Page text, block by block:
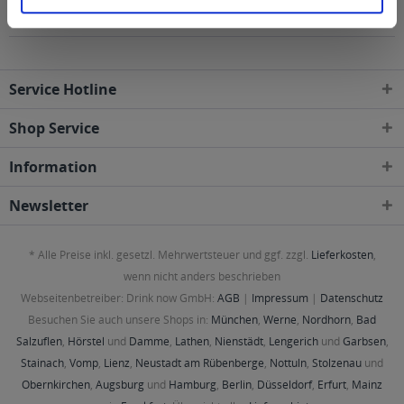
geliefert
Service Hotline
Shop Service
Information
Newsletter
* Alle Preise inkl. gesetzl. Mehrwertsteuer und ggf. zzgl. Lieferkosten,
wenn nicht anders beschrieben
Webseitenbetreiber: Drink now GmbH: AGB | Impressum | Datenschutz
Besuchen Sie auch unsere Shops in: München, Werne, Nordhorn, Bad
Salzuflen, Hörstel und Damme, Lathen, Nienstädt, Lengerichund Garbsen,
Stainach, Vomp, Lienz, Neustadt am Rübenberge, Nottuln, Stolzenau und
Obernkirchen, Augsburg und Hamburg, Berlin, Düsseldorf, Erfurt, Mainz